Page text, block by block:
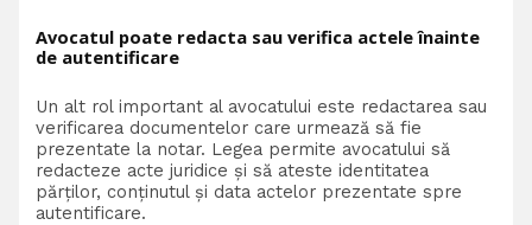
Avocatul poate redacta sau verifica actele înainte
de autentificare
Un alt rol important al avocatului este redactarea sau
verificarea documentelor care urmează să fie
prezentate la notar. Legea permite avocatului să
redacteze acte juridice și să ateste identitatea
părților, conținutul și data actelor prezentate spre
autentificare.